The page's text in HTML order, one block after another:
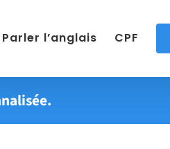
Parler l’anglais CPF